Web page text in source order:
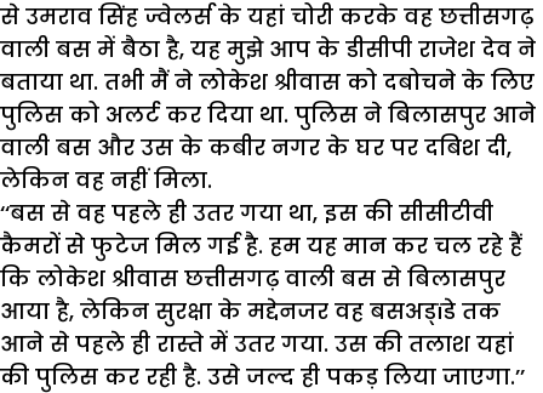
से उमराव सिंह ज्वेलर्स के यहां चोरी करके वह छत्तीसगढ़
वाली बस में बैठा है, यह मुझे आप के डीसीपी राजेश देव ने
बताया था. तभी मैं ने लोकेश श्रीवास को दबोचने के लिए
पुलिस को अलर्ट कर दिया था. पुलिस ने बिलासपुर आने
वाली बस और उस के कबीर नगर के घर पर दबिश दी,
लेकिन वह नहीं मिला.
‘‘बस से वह पहले ही उतर गया था, इस की सीसीटीवी
कैमरों से फुटेज मिल गई है. हम यह मान कर चल रहे हैं
कि लोकेश श्रीवास छत्तीसगढ़ वाली बस से बिलासपुर
आया है, लेकिन सुरक्षा के मद्देनजर वह बसअड्ïडे तक
आने से पहले ही रास्ते में उतर गया. उस की तलाश यहां
की पुलिस कर रही है. उसे जल्द ही पकड़ लिया जाएगा.’’